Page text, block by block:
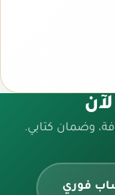
وضمان كتابي.
فوري